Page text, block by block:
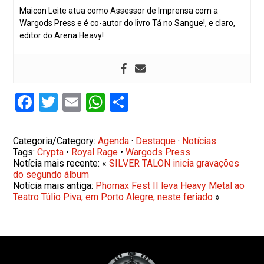
Maicon Leite atua como Assessor de Imprensa com a
Wargods Press e é co-autor do livro Tá no Sangue!, e claro,
editor do Arena Heavy!
Facebook
Twitter
EmailWhatsApp
Categoria/Category:Agenda · Destaque · Notícias
Tags:Crypta • Royal Rage •Wargods Press
Notícia mais recente: «SILVER TALON inicia gravações
do segundo álbum
Notícia mais antiga: Phornax Fest II leva Heavy Metal ao
Teatro Túlio Piva, em Porto Alegre, neste feriado »